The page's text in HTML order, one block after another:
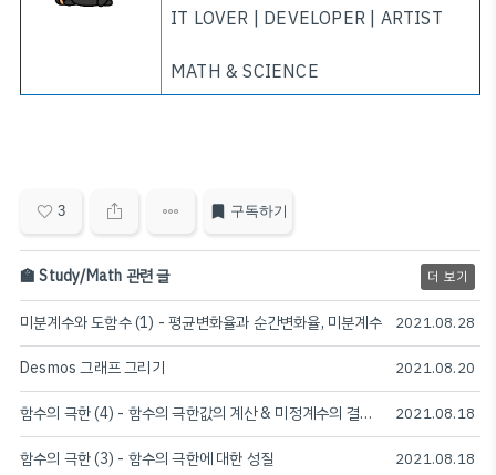
IT LOVER | DEVELOPER | ARTIST
MATH & SCIENCE
3 구독하기
🏫 Study/Math 관련 글 더 보기
미분계수와 도함수 (1) - 평균변화율과 순간변화율, 미분계수 2021.08.28
Desmos 그래프 그리기 2021.08.20
함수의 극한 (4) - 함수의 극한값의 계산 & 미정계수의 결정 & 함수의 극한의 대소 관계 2021.08.18
함수의 극한 (3) - 함수의 극한에 대한 성질 2021.08.18